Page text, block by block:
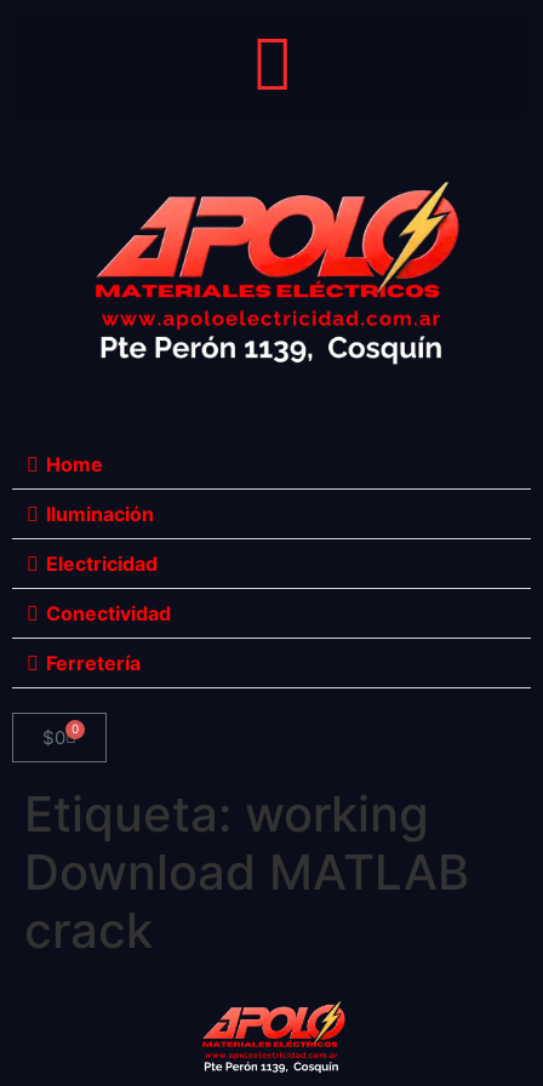
Home
Iluminación
Electricidad
Conectividad
Ferretería
$0 0
Etiqueta: working
Download MATLAB
crack